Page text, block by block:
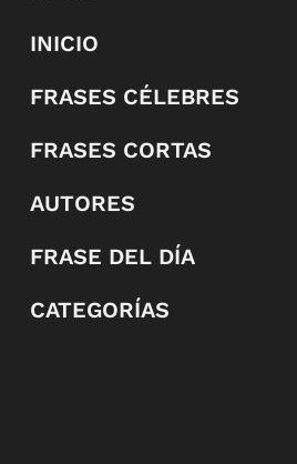
INICIO
FRASES CÉLEBRES
FRASES CORTAS
AUTORES
FRASE DEL DÍA
CATEGORÍAS